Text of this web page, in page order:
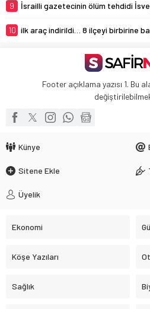
9 İsrailli gazetecinin ölüm tehdidi
10 ilk araç indirildi… 8 ilçeyi birbirine
Footer açıklama yazısı 1. Bu
Künye
Sitene Ekle
Üyelik
Ekonomi
Köşe Yazıları
Sağlık